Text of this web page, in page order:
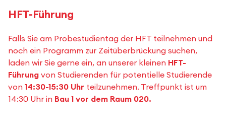
HFT-Führung
Falls Sie am Probestudientag der HFT teilnehmen und
noch ein Programm zur Zeitüberbrückung suchen,
laden wir Sie gerne ein, an unserer kleinen HFT-
Führung von Studierenden für potentielle Studierende
von 14:30-15:30 Uhr teilzunehmen. Treffpunkt ist um
14:30 Uhr in Bau 1 vor dem Raum 020.